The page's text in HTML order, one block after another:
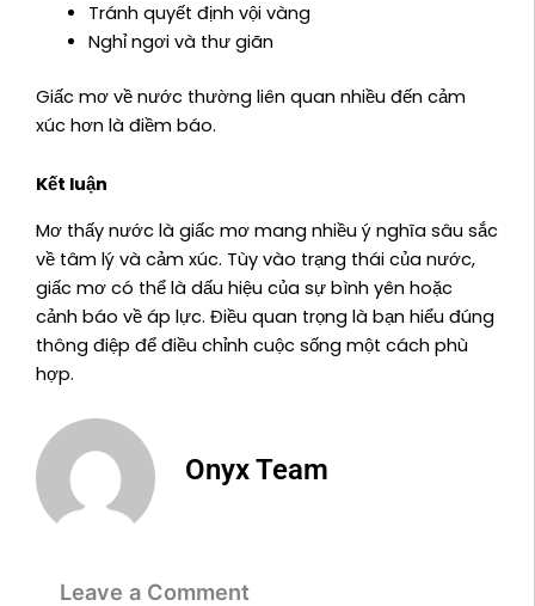
Tránh quyết định vội vàng
Nghỉ ngơi và thư giãn
Giấc mơ về nước thường liên quan nhiều đến cảm
xúc hơn là điềm báo.
Kết luận
Mơ thấy nước là giấc mơ mang nhiều ý nghĩa sâu sắc
về tâm lý và cảm xúc. Tùy vào trạng thái của nước,
giấc mơ có thể là dấu hiệu của sự bình yên hoặc
cảnh báo về áp lực. Điều quan trọng là bạn hiểu đúng
thông điệp để điều chỉnh cuộc sống một cách phù
hợp.
Onyx Team
Leave a Comment